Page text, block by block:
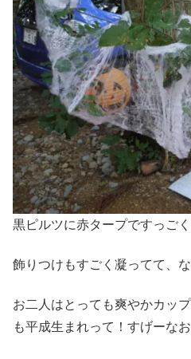
黒ピルツに赤タープですっご
飾りつけもすごく凝ってて、
お二人はとっても爽やかカッ
も平成生まれって！すげーな